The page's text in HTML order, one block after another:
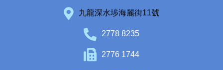
九龍深水埗海麗街11號
2778 8235
2776 1744